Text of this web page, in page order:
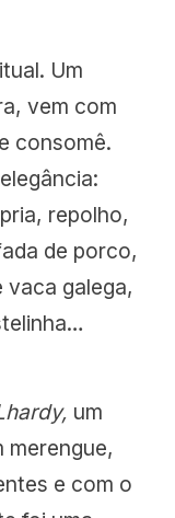
Um
vem com
consomê.
repolho,
de porco,
galega,
um
e com o